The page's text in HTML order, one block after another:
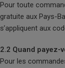
Pour toute
gratuite aux Pays-
s’appliquent aux
2.2 Quand payez-
Pour les